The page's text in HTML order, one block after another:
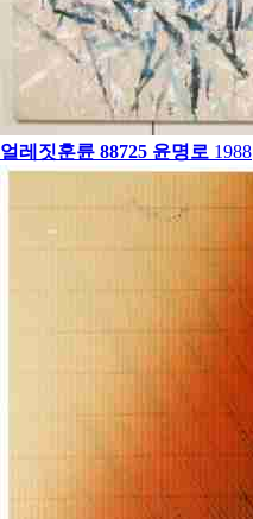
얼레짓훈륜 88725 윤명로 1988